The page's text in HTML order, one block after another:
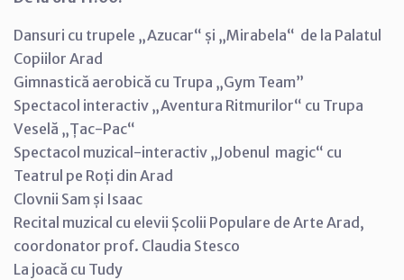
Dansuri cu trupele „Azucar“ și „Mirabela“ de la Palatul
Copiilor Arad
Gimnastică aerobică cu Trupa „Gym Team”
Spectacol interactiv „Aventura Ritmurilor“ cu Trupa
Veselă „Țac-Pac“
Spectacol muzical-interactiv „Jobenul magic“ cu
Teatrul pe Roți din Arad
Clovnii Sam și Isaac
Recital muzical cu elevii Școlii Populare de Arte Arad,
coordonator prof. Claudia Stesco
La joacă cu Tudy